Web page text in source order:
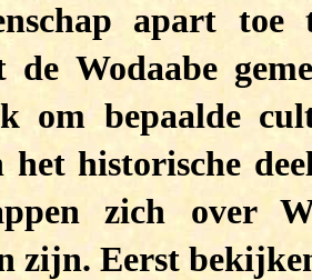
apart
de Wodaabe
om bepaalde
het historische
zich over
zijn. Eerst